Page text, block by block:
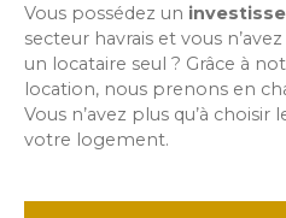
Vous possédez un
secteur havrais et vous
un locataire seul ? Grâce à
location, nous prenons en
Vous n’avez plus qu’à
votre logement.